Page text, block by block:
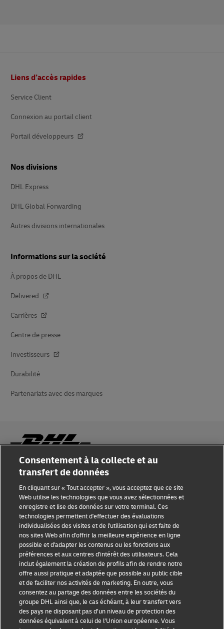
de
Liens d’accès rapides
Service Client
Connexion au portail client
Portail développeurs
Nos divisions
DHL Express
DHL Global Forwarding
Autres divisions internationales
Informations sur la société
À propos de DHL
Delivered
Carrières
Centre de presse
Investisseurs
Durabilité
Partenariats avec des marques
Sensibilisation à la fraude
Mention légale
Conditions d’utilisation
Avis de confidentialité
Informations complémentaires
Paramètres des cookies
Suivez-nous
Consentement à la collecte et au
transfert de données
En cliquant sur « Tout accepter », vous acceptez que ce site
Web utilise les technologies que vous avez sélectionnées et
enregistre et lise des données sur votre terminal. Ces
technologies permettent d'effectuer des évaluations
individualisées des visites et de l'utilisation qui est faite de
nos sites Web afin d'offrir la meilleure expérience en ligne
possible et d'adapter les contenus ou les fonctions aux
préférences et aux centres d'intérêt des utilisateurs. Cela
inclut également la création de profils afin de rendre notre
offre aussi pratique et adaptée que possible au public cible
et de faciliter nos activités de marketing. En outre, vous
consentez au partage des données entre les sociétés du
groupe DHL ainsi que, le cas échéant, à leur transfert vers
des pays ne disposant pas d’un niveau de protection des
données équivalent à celui de l’Union européenne. Vous